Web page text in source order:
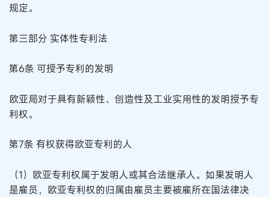
规定。
第三部分 实体性专利法
第6条 可授予专利的发明
欧亚局对于具有新颖性、创造性及工业实用性的发明授予专
利权。
第7条 有权获得欧亚专利的人
（1）欧亚专利权属于发明人或其合法继承人。如果发明人
是雇员，欧亚专利权的归属由雇员主要被雇所在国法律决